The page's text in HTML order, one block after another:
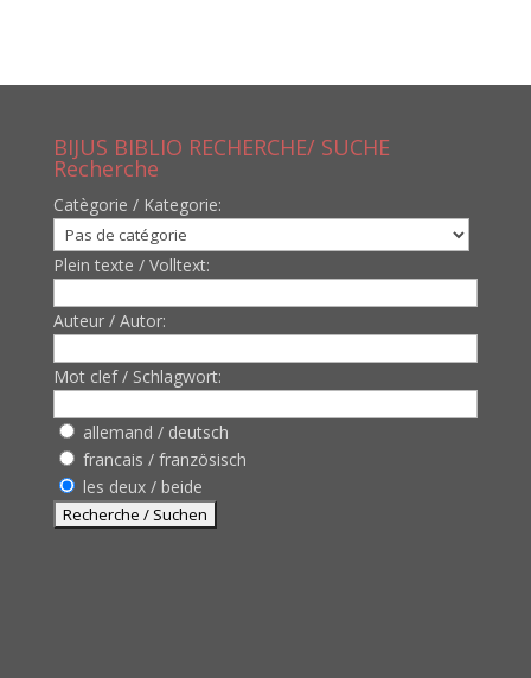
BIJUS BIBLIO RECHERCHE/ SUCHE
Recherche
Catègorie / Kategorie:
Plein texte / Volltext:
Auteur / Autor:
Mot clef / Schlagwort:
allemand / deutsch
francais / französisch
les deux / beide